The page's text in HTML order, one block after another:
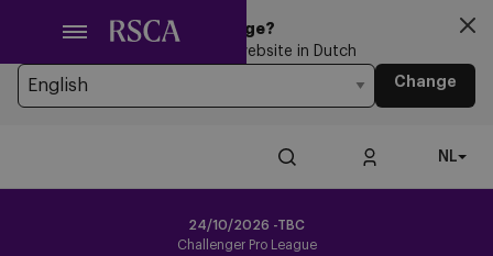
hoofdinhoud
Looking for another Language?
You’re currently browsing the website in Dutch
Change
NL
24/10/2026 -TBC
Challenger Pro League